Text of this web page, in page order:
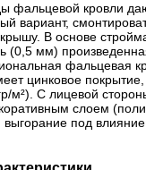
фальцевой кровли
вариант,
В основе
(0,5 мм)
фальцевая
цинковое
м²). С лицевой
слоем
под